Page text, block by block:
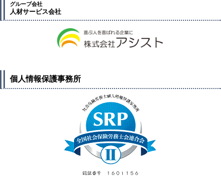
グループ会社
人材サービス会社
個人情報保護事務所